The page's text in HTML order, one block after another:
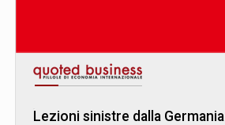
Lezioni sinistre dalla Germania